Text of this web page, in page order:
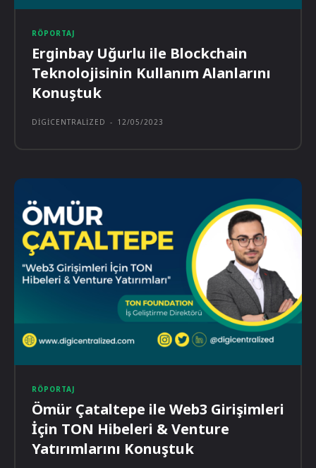
RÖPORTAJ
Erginbay Uğurlu ile Blockchain
Teknolojisinin Kullanım Alanlarını
Konuştuk
DIGICENTRALIZED - 12/05/2023
RÖPORTAJ
Ömür Çataltepe ile Web3 Girişimleri
İçin TON Hibeleri & Venture
Yatırımlarını Konuştuk